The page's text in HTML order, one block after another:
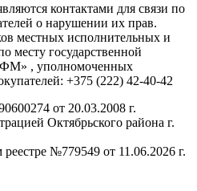
контактами для связи по
о нарушении их прав.
местных исполнительных и
месту государственной
, уполномоченных
+375 (222) 42-40-42
от 20.03.2008 г.
Октябрьского района г.
№779549 от 11.06.2026 г.